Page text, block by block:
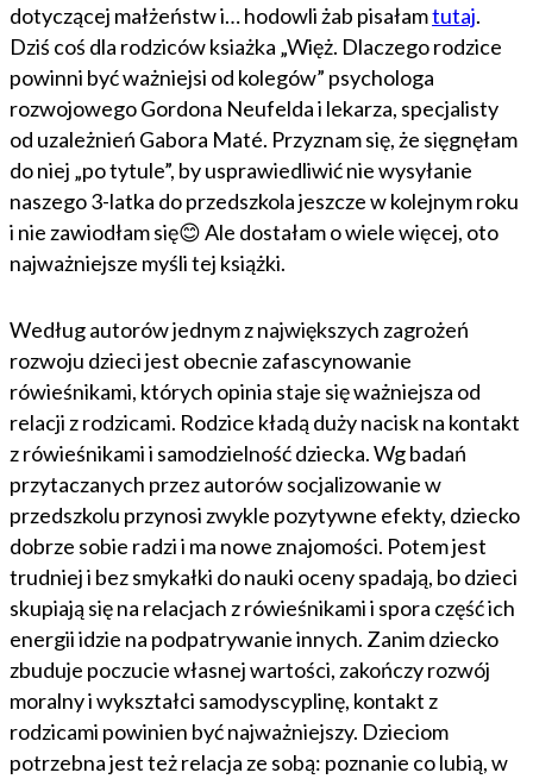
dotyczącej małżeństw i… hodowli żab pisałamtutaj.
Dziś coś dla rodziców ksiażka „Więż. Dlaczego rodzice
powinni być ważniejsi od kolegów” psychologa
rozwojowego Gordona Neufelda i lekarza, specjalisty
od uzależnień Gabora Maté. Przyznam się, że sięgnęłam
do niej „po tytule”, by usprawiedliwić nie wysyłanie
naszego 3-latka do przedszkola jeszcze w kolejnym roku
i nie zawiodłam się😊 Ale dostałam o wiele więcej, oto
najważniejsze myśli tej książki.
Według autorów jednym z największych zagrożeń
rozwoju dzieci jest obecnie zafascynowanie
rówieśnikami, których opinia staje się ważniejsza od
relacji z rodzicami. Rodzice kładą duży nacisk na kontakt
z rówieśnikami i samodzielność dziecka. Wg badań
przytaczanych przez autorów socjalizowanie w
przedszkolu przynosi zwykle pozytywne efekty, dziecko
dobrze sobie radzi i ma nowe znajomości. Potem jest
trudniej i bez smykałki do nauki oceny spadają, bo dzieci
skupiają się na relacjach z rówieśnikami i spora część ich
energii idzie na podpatrywanie innych. Zanim dziecko
zbuduje poczucie własnej wartości, zakończy rozwój
moralny i wykształci samodyscyplinę, kontakt z
rodzicami powinien być najważniejszy. Dzieciom
potrzebna jest też relacja ze sobą: poznanie co lubią, w